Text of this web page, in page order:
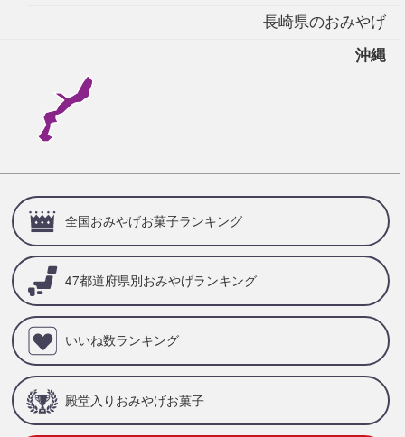
長崎県のおみやげ
沖縄
全国おみやげお菓子ランキング
47都道府県別おみやげランキング
いいね数ランキング
殿堂入りおみやげお菓子